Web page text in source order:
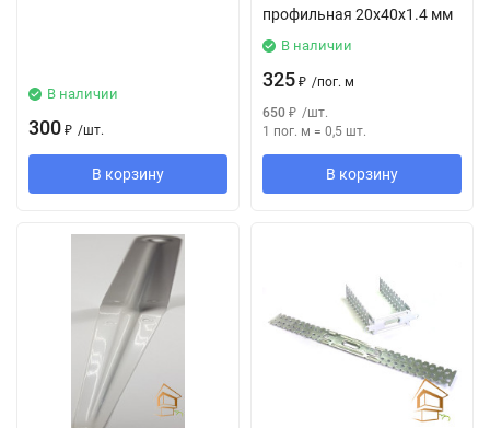
В наличии
300 ₽ /шт.
В корзину
профильная 20х40х1.4 мм
В наличии
325 ₽ /пог. м
650 ₽ /шт.
1 пог. м = 0,5 шт.
В корзину